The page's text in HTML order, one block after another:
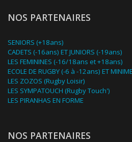
NOS PARTENAIRES
SENIORS (+18ans)
CADETS (-16ans) ET JUNIORS (-19ans)
LES FEMININES (-16/18ans et +18ans)
ECOLE DE RUGBY (-6 à -12ans) ET
LES ZOZOS (Rugby Loisir)
LES SYMPATOUCH (Rugby Touch')
LES PIRANHAS EN FORME
NOS PARTENAIRES